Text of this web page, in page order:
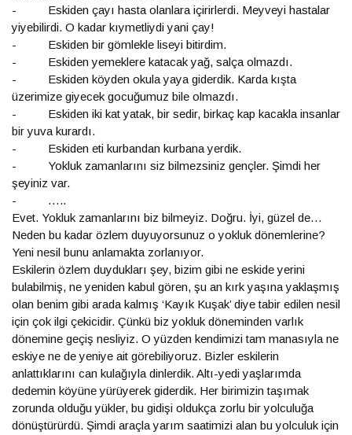
- Eskiden çayı hasta olanlara içirirlerdi. Meyveyi hastalar
yiyebilirdi. O kadar kıymetliydi yani çay!
- Eskiden bir gömlekle liseyi bitirdim.
- Eskiden yemeklere katacak yağ, salça olmazdı.
- Eskiden köyden okula yaya giderdik. Karda kışta
üzerimize giyecek gocuğumuz bile olmazdı.
- Eskiden iki kat yatak, bir sedir, birkaç kap kacakla insanlar
bir yuva kurardı.
- Eskiden eti kurbandan kurbana yerdik.
- Yokluk zamanlarını siz bilmezsiniz gençler. Şimdi her
şeyiniz var.
- …..
Evet. Yokluk zamanlarını biz bilmeyiz. Doğru. İyi, güzel de…
Neden bu kadar özlem duyuyorsunuz o yokluk dönemlerine?
Yeni nesil bunu anlamakta zorlanıyor.
Eskilerin özlem duydukları şey, bizim gibi ne eskide yerini
bulabilmiş, ne yeniden kabul gören, şu an kırk yaşına yaklaşmış
olan benim gibi arada kalmış ‘Kayık Kuşak’ diye tabir edilen nesil
için çok ilgi çekicidir. Çünkü biz yokluk döneminden varlık
dönemine geçiş nesliyiz. O yüzden kendimizi tam manasıyla ne
eskiye ne de yeniye ait görebiliyoruz. Bizler eskilerin
anlattıklarını can kulağıyla dinlerdik. Altı-yedi yaşlarımda
dedemin köyüne yürüyerek giderdik. Her birimizin taşımak
zorunda olduğu yükler, bu gidişi oldukça zorlu bir yolculuğa
dönüştürürdü. Şimdi araçla yarım saatimizi alan bu yolculuk için